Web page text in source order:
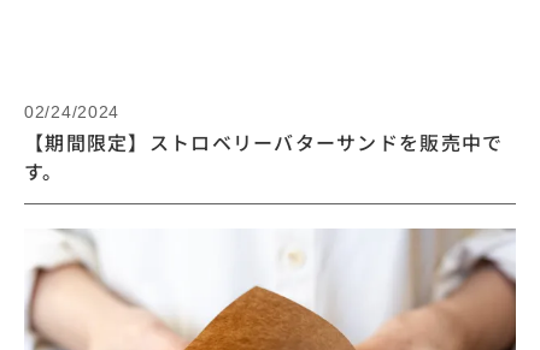
02/24/2024
【期間限定】ストロベリーバターサンドを販売中で
す。